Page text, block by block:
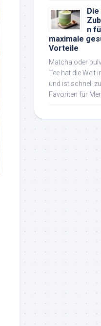
n
maximale
Vorteile
Matcha oder
Tee hat die Welt
und ist schnell
Favoriten für